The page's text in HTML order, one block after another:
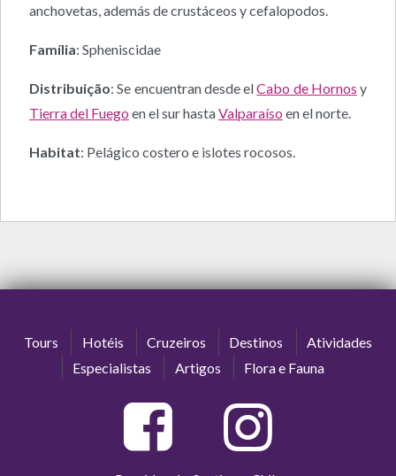
anchovetas, además de crustáceos y cefalopodos.
Família: Spheniscidae
Distribuição: Se encuentran desde elCabo de Hornos y
Tierra del Fuego en el sur hastaValparaíso en el norte.
Habitat: Pelágico costero e islotes rocosos.
Tours Hotéis Cruzeiros Destinos
Atividades
Especialistas
Artigos Flora e Fauna